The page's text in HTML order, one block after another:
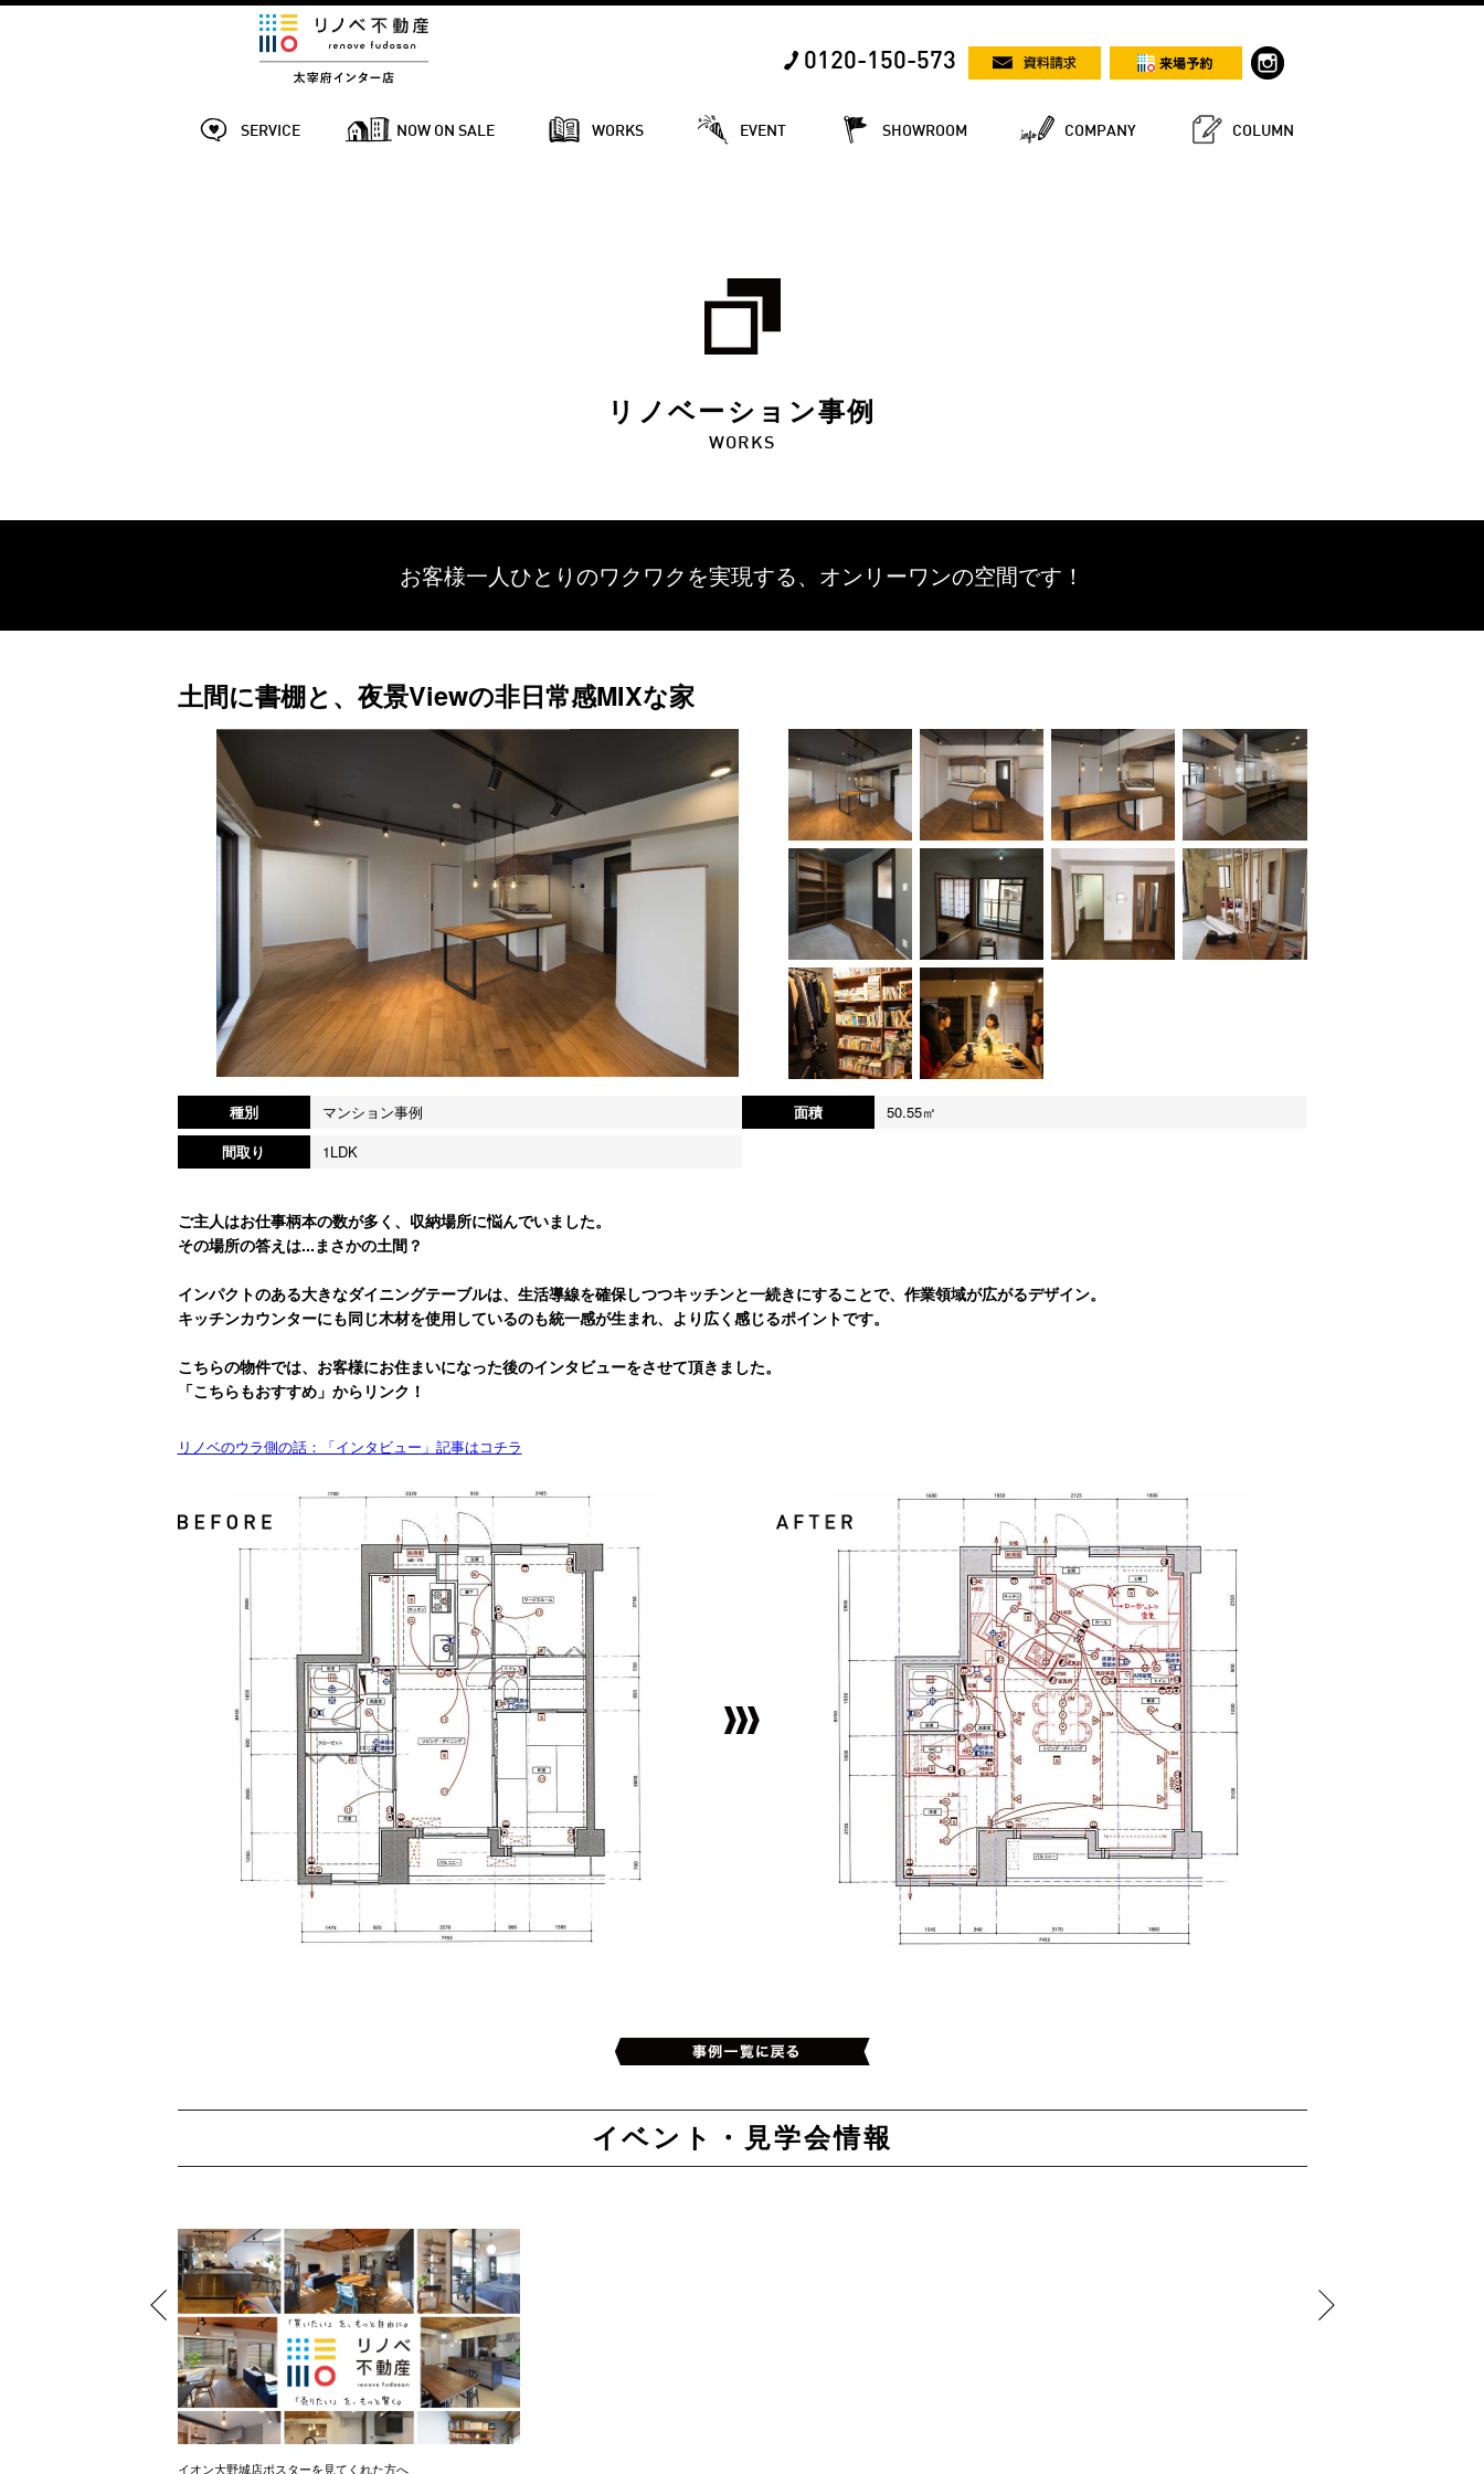
0120-150-573
SERVICE NOW ON SALE WORKS EVENT SHOWROOM COMPANY COLUMN
リノベーション事例
WORKS
お客様一人ひとりのワクワクを実現する、 オンリーワンの空間です！
土間に書棚と、夜景Viewの非日常感MIXな家
種別 マンション事例 面積
50.55㎡
間取り
1LDK
ご主人はお仕事柄本の数が多く、収納場所に悩んでいました。
その場所の答えは...まさかの土間？
インパクトのある大きなダイニングテーブルは、生活導線を確保しつつキッチンと一続きにすることで、作業領域が広がるデザイン。
キッチンカウンターにも同じ木材を使用しているのも統一感が生まれ、より広く感じるポイントです。
こちらの物件では、お客様にお住まいになった後のインタビューをさせて頂きました。
「こちらもおすすめ」からリンク！
リノベのウラ側の話：「インタビュー」記事はコチラ
イベント・見学会情報
イオン大野城店ポスターを見てくれた方へ